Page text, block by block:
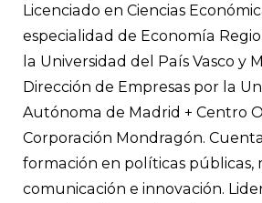
Licenciado en Ciencias
especialidad de Economía
la Universidad del País Vasco y
Dirección de Empresas por la
Autónoma de Madrid + Centro
Corporación Mondragón.
formación en políticas públicas,
comunicación e innovación.